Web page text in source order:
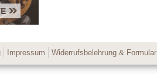
Impressum Widerrufsbelehrung & Formular